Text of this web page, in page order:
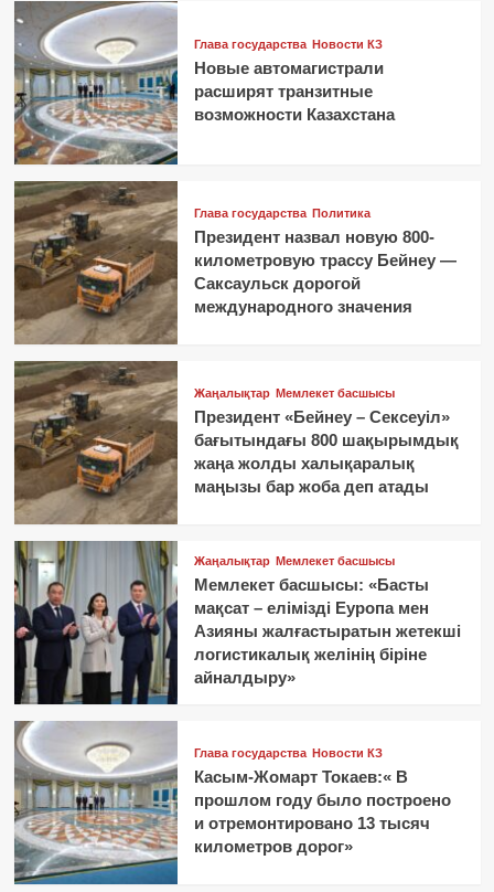
Глава государства Новости КЗ
Новые автомагистрали
расширят транзитные
возможности Казахстана
Глава государства Политика
Президент назвал новую 800-
километровую трассу Бейнеу —
Саксаульск дорогой
международного значения
Жаңалықтар Мемлекет басшысы
Президент «Бейнеу – Сексеуіл»
бағытындағы 800 шақырымдық
жаңа жолды халықаралық
маңызы бар жоба деп атады
Жаңалықтар Мемлекет басшысы
Мемлекет басшысы: «Басты
мақсат – елімізді Еуропа мен
Азияны жалғастыратын жетекші
логистикалық желінің біріне
айналдыру»
Глава государства Новости КЗ
Касым-Жомарт Токаев:« В
прошлом году было построено
и отремонтировано 13 тысяч
километров дорог»